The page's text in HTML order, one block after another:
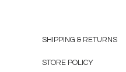
SHIPPING & RETURNS
STORE POLICY